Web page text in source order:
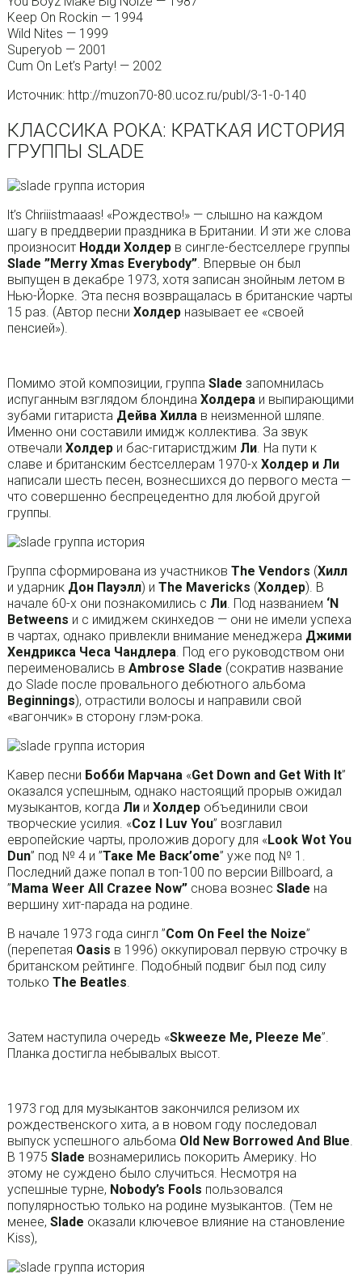
Keep On Rockin — 1994
Wild Nites — 1999
Superyob — 2001
Cum On Let’s Party! — 2002
Источник: http://muzon70-80.ucoz.ru/publ/3-1-0-140
КЛАССИКА РОКА: КРАТКАЯ ИСТОРИЯ
ГРУППЫ SLADE
lt’s Chriiistmaaas! «Рождество!» — слышно на каждом
шагу в преддверии праздника в Британии. И эти же слова
произносит Нодди Холдерв сингле-бестселлере группы
Slade ”Merry Xmas Everybody”. Впервые он был
выпущен в декабре 1973, хотя записан знойным летом в
Нью-Йорке. Эта песня возвращалась в британские чарты
15 раз. (Автор песни Холдерназывает ее «своей
пенсией»).
Помимо этой композиции, группа SIade запомнилась
испуганным взглядом блондина Холдераи выпирающими
зубами гитариста Дейва Хиллав неизменной шляпе.
Именно они составили имидж коллектива. За звук
отвечали Холдери бас-гитаристджим Ли. На пути к
славе и британским бестселлерам 1970-х Холдер и Ли
написали шесть песен, вознесшихся до первого места —
что совершенно беспрецедентно для любой другой
группы.
Группа сформирована из участников The Vendors (Хилл
и ударник Дон Пауэлл) и The Mavericks (Холдер). В
начале 60-х они познакомились с Ли. Под названием ‘N
Betweens и с имиджем скинхедов — они не имели успеха
в чартах, однако привлекли внимание менеджера Джими
Хендрикса Чеса Чандлера. Под его руководством они
переименовались в Ambrose Slade (сократив название
до Slade после провального дебютного альбома
Beginnings), отрастили волосы и направили свой
«вагончик» в сторону глэм-рока.
Кавер песни Бобби Марчана«Get Down and Get With lt”
оказался успешным, однако настоящий прорыв ожидал
музыкантов, когда Лии Холдеробъединили свои
творческие усилия. «Coz I Luv You” возглавил
европейские чарты, проложив дорогу для «Look Wot You
Dun” под № 4 и ”Таке Ме Васк’ome” уже под № 1.
Последний даже попал в топ-100 по версии Billboard, а
”Mama Weer All Crazee Now”снова вознес SIade на
вершину хит-парада на родине.
В начале 1973 года сингл ”Com On Feel the Noize”
(перепетая Oasis в 1996) оккупировал первую строчку в
британском рейтинге. Подобный подвиг был под силу
только The Beatles.
Затем наступила очередь «Skweeze Me, Pleeze Me”.
Планка достигла небывалых высот.
1973 год для музыкантов закончился релизом их
рождественского хита, а в новом году последовал
выпуск успешного альбома Old New Borrowed And Blue.
В 1975 Slade вознамерились покорить Америку. Но
этому не суждено было случиться. Несмотря на
успешные турне, Nobody’s Fools пользовался
популярностью только на родине музыкантов. (Тем не
менее, Slade оказали ключевое влияние на становление
Kiss),